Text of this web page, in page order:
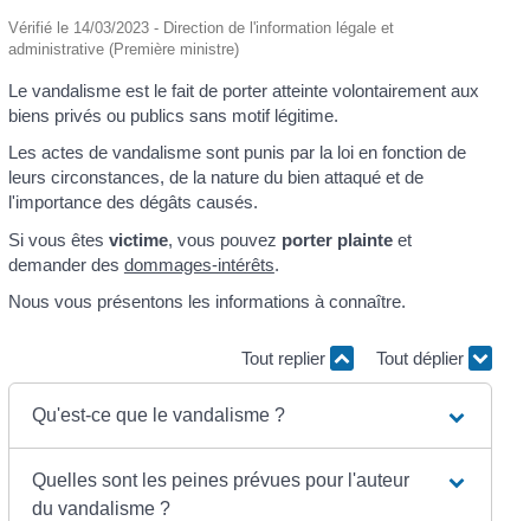
Vérifié le 14/03/2023 - Direction de l'information légale et
administrative (Première ministre)
Le vandalisme est le fait de porter atteinte volontairement aux
biens privés ou publics sans motif légitime.
Les actes de vandalisme sont punis par la loi en fonction de
leurs circonstances, de la nature du bien attaqué et de
l'importance des dégâts causés.
Si vous êtes victime, vous pouvez porter plainteet
demander des dommages-intérêts.
Nous vous présentons les informations à connaître.
Tout replier Tout déplier
Qu'est-ce que le vandalisme ?
Quelles sont les peines prévues pour l'auteur
du vandalisme ?